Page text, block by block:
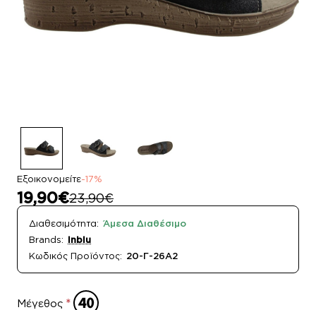
Εξοικονομείτε-17%
19,90€23,90€
Διαθεσιμότητα: Άμεσα Διαθέσιμο
Brands: Inblu
Κωδικός Προϊόντος: 20-Γ-26A2
Μέγεθος